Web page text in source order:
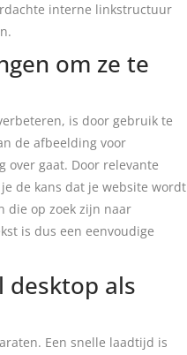
interne linkstructuur
om ze te
is door gebruik te
de afbeelding voor
over gaat. Door relevante
de kans dat je website wordt
die op zoek zijn naar
is dus een eenvoudige
desktop als
Een snelle laadtijd is